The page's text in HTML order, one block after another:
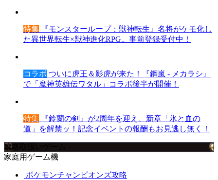
特集 『モンスターループ：獣神転生』名将がケモ化し
た異世界転生×獣神進化RPG。事前登録受付中！
コラボ ついに虎王＆影虎が来た！『鋼嵐 - メカラシ』
で「魔神英雄伝ワタル」コラボ後半が開催！
特集 『鈴蘭の剣』が2周年を迎え、新章「氷と血の
道」を解禁ッ！記念イベントの報酬もお見逃し無く！
攻略取扱いゲーム
家庭用ゲーム機
ポケモンチャンピオンズ攻略